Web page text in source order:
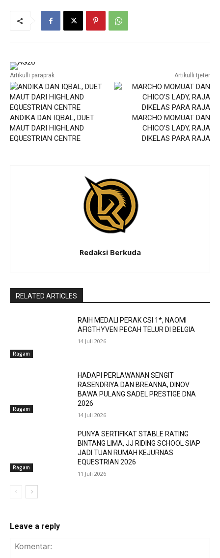
Artikulli paraprak
ANDIKA DAN IQBAL, DUET
MAUT DARI HIGHLAND
EQUESTRIAN CENTRE
Artikulli tjetër
MARCHO MOMUAT DAN
CHICO’S LADY, RAJA
DIKELAS PARA RAJA
Redaksi Berkuda
RELATED ARTICLES
Ragam
RAIH MEDALI PERAK CSI 1*, NAOMI
AFIGTHYVEN PECAH TELUR DI BELGIA
14 Juli 2026
Ragam
HADAPI PERLAWANAN SENGIT
RASENDRIYA DAN BREANNA, DINOV
BAWA PULANG SADEL PRESTIGE DNA
2026
14 Juli 2026
Ragam
PUNYA SERTIFIKAT STABLE RATING
BINTANG LIMA, JJ RIDING SCHOOL SIAP
JADI TUAN RUMAH KEJURNAS
EQUESTRIAN 2026
11 Juli 2026
Leave a reply